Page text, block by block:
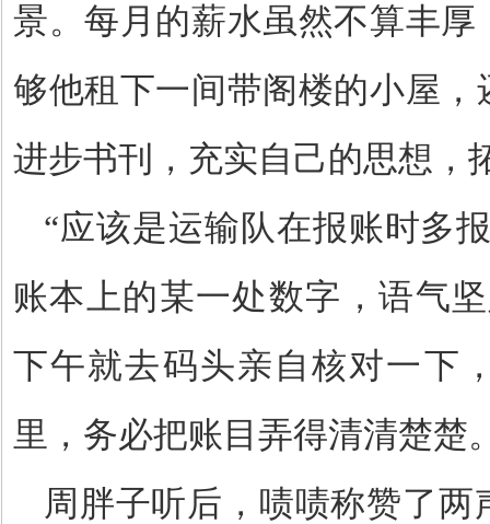
景。每月的薪水虽然不算丰
够他租下一间带阁楼的小屋
进步书刊，充实自己的思想，
“应该是运输队在报账时多
账本上的某一处数字，语气
下午就去码头亲自核对一下
里，务必把账目弄得清清楚楚
周胖子听后，啧啧称赞了